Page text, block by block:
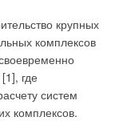
крупных
комплексов
где
систем
комплексов.
выгодно